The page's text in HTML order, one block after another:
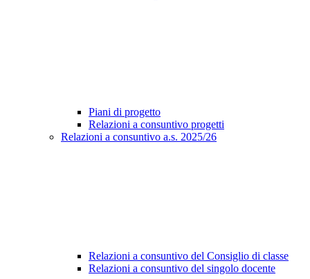
Piani di progetto
Relazioni a consuntivo progetti
Relazioni a consuntivo a.s. 2025/26
Relazioni a consuntivo del Consiglio di classe
Relazioni a consuntivo del singolo docente